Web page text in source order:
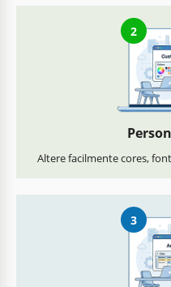
2
Altere facilmente cores,
3